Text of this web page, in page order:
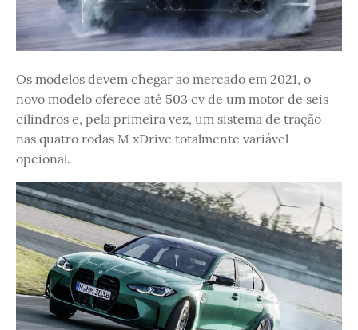
Os modelos devem chegar ao mercado em 2021, o
novo modelo oferece até 503 cv de um motor de seis
cilindros e, pela primeira vez, um sistema de tração
nas quatro rodas M xDrive totalmente variável
opcional.